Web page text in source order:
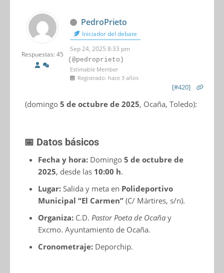
Respuestas: 45
PedroPrieto
Iniciador del debate
Sep 24, 2025 8:33 pm
(@pedroprieto)
Estimable Member
Registrado: hace 3 años
[#420]
(domingo 5 de octubre de 2025, Ocaña, Toledo):
📅 Datos básicos
Fecha y hora: Domingo 5 de octubre de
2025, desde las 10:00 h.
Lugar: Salida y meta en Polideportivo
Municipal “El Carmen” (C/ Mártires, s/n).
Organiza: C.D. Pastor Poeta de Ocaña y
Excmo. Ayuntamiento de Ocaña.
Cronometraje: Deporchip.